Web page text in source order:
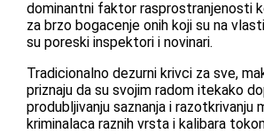
dominantni faktor rasprostranjenosti
za brzo bogacenje onih koji su na
su poreski inspektori i novinari.
Tradicionalno dezurni krivci za sve,
priznaju da su svojim radom itekako
produbljivanju saznanja i razotkrivanju
kriminalaca raznih vrsta i kalibara